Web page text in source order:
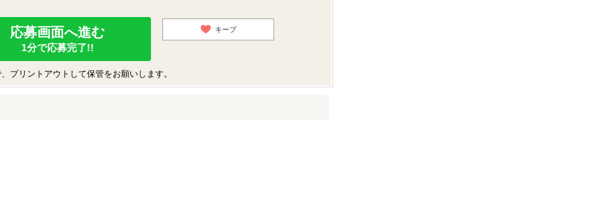
応募画面へ進む
1分で応募完了!!
キープ
プリントアウトして保管をお願いします。